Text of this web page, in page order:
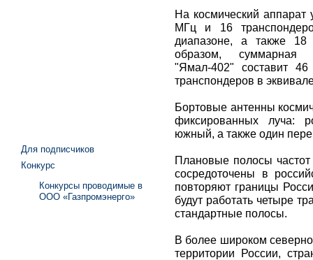
На космический аппарат
МГц и 16
диапазоне, а также
образом, суммарная
"Ямал-402" составит
транспондеров в
Бортовые антенны
фиксированных луча:
южный, а также один
Плановые полосы
сосредоточены в
повторяют границы
будут работать четыре
стандартные полосы.
В более широком
территории России,
Для подписчиков
Конкурс
Конкурсы проводимые в
ООО «Газпромэнерго»